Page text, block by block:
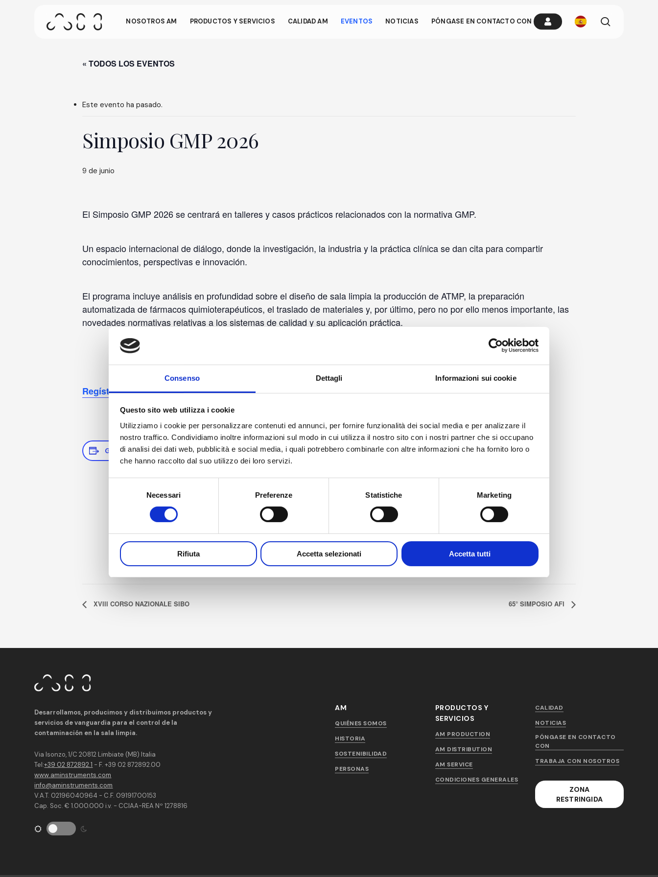
Consenso Dettagli Informazioni sui cookie
Questo sito web utilizza i cookie
Utilizziamo i cookie per personalizzare contenuti ed annunci, per fornire funzionalità dei social media e per analizzare il
nostro traffico. Condividiamo inoltre informazioni sul modo in cui utilizza il nostro sito con i nostri partner che si occupano
di analisi dei dati web, pubblicità e social media, i quali potrebbero combinarle con altre informazioni che ha fornito loro o
che hanno raccolto dal suo utilizzo dei loro servizi.
Necessari Preferenze Statistiche Marketing
Rifiuta Accetta selezionati Accetta tutti
gestos.
lugar de la pantalla.
Pulse ENTER para buscar o ESC para cerrar
NOSOTROS AM PRODUCTOS Y SERVICIOS CALIDAD AM EVENTOS NOTICIAS PÓNGASE EN CONTACTO CON
« TODOS LOS EVENTOS
Este evento ha pasado.
Simposio GMP 2026
9 de junio
El Simposio GMP 2026 se centrará en talleres y casos prácticos relacionados con la normativa GMP.
Un espacio internacional de diálogo, donde la investigación, la industria y la práctica clínica se dan cita para compartir
conocimientos, perspectivas e innovación.
El programa incluye análisis en profundidad sobre el diseño de sala limpia la producción de ATMP, la preparación
automatizada de fármacos quimioterapéuticos, el traslado de materiales y, por último, pero no por ello menos importante, las
novedades normativas relativas a los sistemas de calidad y su aplicación práctica.
Regístrese aquí
GUARDAR EN EL CALENDARIO
DETALLES
Etiqueta del evento:
,GMP
, Ljudevita Gaja 4,
Regione di Krapina e dello
Zagorje, HR, 49215
Terme Tuhelj Croatia
(Local Name: Hrvatska)
+
XVIII CORSO NAZIONALE SIBO 65° SIMPOSIO AFI
Desarrollamos, producimos y distribuimos productos y
servicios de vanguardia para el control de la
contaminación en la sala limpia.
Via Isonzo, 1/C 20812 Limbiate (MB) Italia
Tel:+39 02 872892.1 - F. +39 02 872892.00
www.aminstruments.com
info@aminstruments.com
V.A.T. 02196040964 - C.F. 09191700153
Cap. Soc. € 1.000.000 i.v. - CCIAA-REA Nº 1278816
AM
QUIÉNES SOMOS
HISTORIA
SOSTENIBILIDAD
PERSONAS
PRODUCTOS Y
SERVICIOS
AM PRODUCTION
AM DISTRIBUTION
AM SERVICE
CONDICIONES GENERALES
CALIDAD
NOTICIAS
PÓNGASE EN CONTACTO
CON
TRABAJA CON NOSOTROS
ZONA
RESTRINGIDA